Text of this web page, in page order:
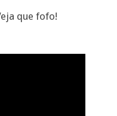
que fofo!